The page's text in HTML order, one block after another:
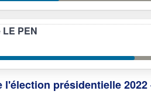
LE PEN
l'élection présidentielle